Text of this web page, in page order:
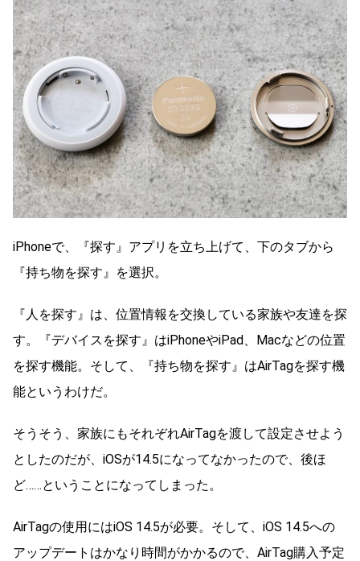
iPhoneで、『探す』アプリを立ち上げて、下のタブから
『持ち物を探す』を選択。
『人を探す』は、位置情報を交換している家族や友達を探
す。『デバイスを探す』はiPhoneやiPad、Macなどの位置
を探す機能。そして、『持ち物を探す』はAirTagを探す機
能というわけだ。
そうそう、家族にもそれぞれAirTagを渡して設定させよう
としたのだが、iOSが14.5になってなかったので、後ほ
ど……ということになってしまった。
AirTagの使用にはiOS 14.5が必要。そして、iOS 14.5への
アップデートはかなり時間がかかるので、AirTag購入予定